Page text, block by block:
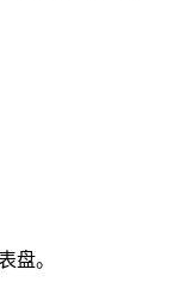
盘。